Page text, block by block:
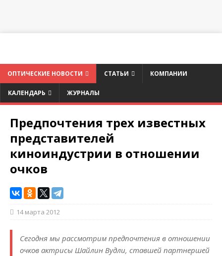
ОПТИЧЕСКИЕ НОВОСТИ СТАТЬИ КОМПАНИИ
КАЛЕНДАРЬ ЖУРНАЛЫ
Предпочтения трех известных
представителей
киноиндустрии в отношении
очков
14 марта 2012
Сегодня мы рассмотрим предпочтения в отношении
очков актрисы Шайлин Вудли, ставшей партнершей